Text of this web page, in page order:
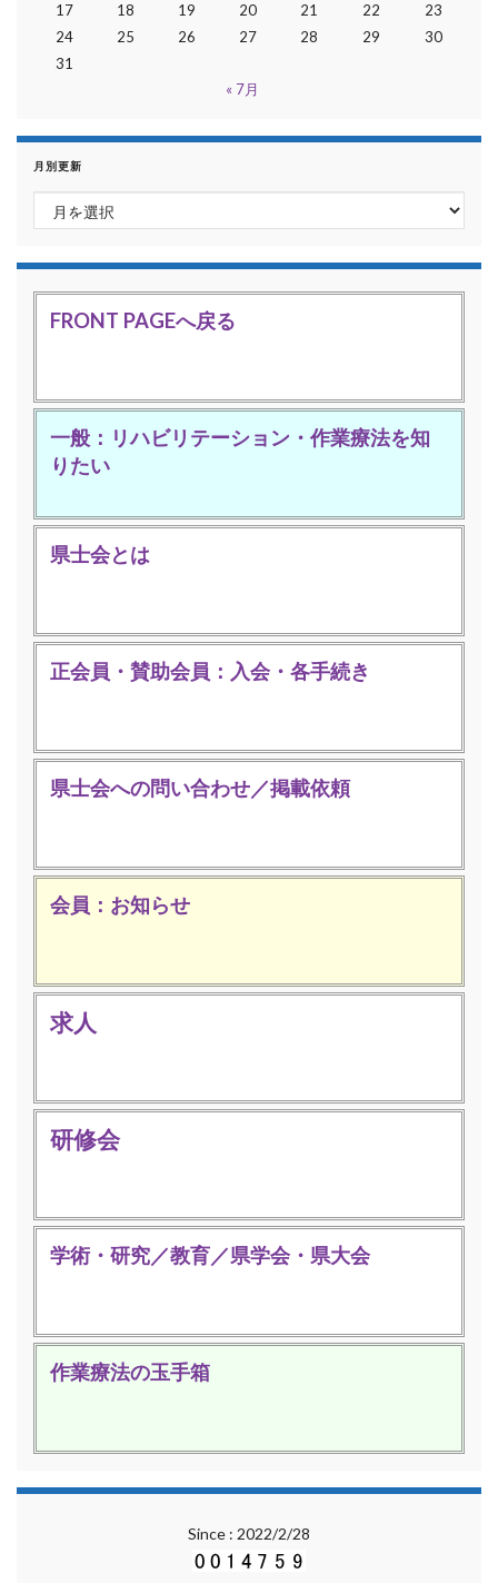
17
18 19 20 21 22
23
24
25 26 27 28 29
30
31
« 7月
月別更新
月別更新
FRONT PAGEへ戻る
一般：リハビリテーション・作業療法を知
りたい
県士会とは
正会員・賛助会員：入会・各手続き
県士会への問い合わせ／掲載依頼
会員：お知らせ
求人
研修会
学術・研究／教育／県学会・県大会
作業療法の玉手箱
Since : 2022/2/28